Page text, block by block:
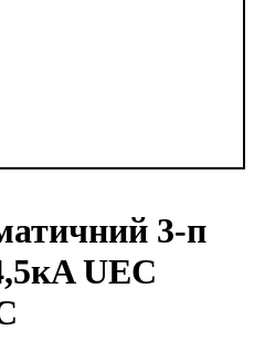
3-п
UEC